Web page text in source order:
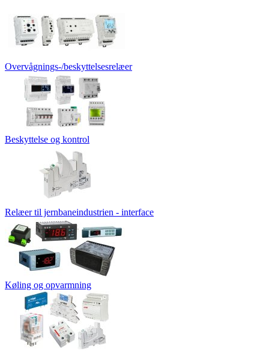
Overvågnings-/beskyttelsesrelæer
Beskyttelse og kontrol
Relæer til jernbaneindustrien - interface
Køling og opvarmning